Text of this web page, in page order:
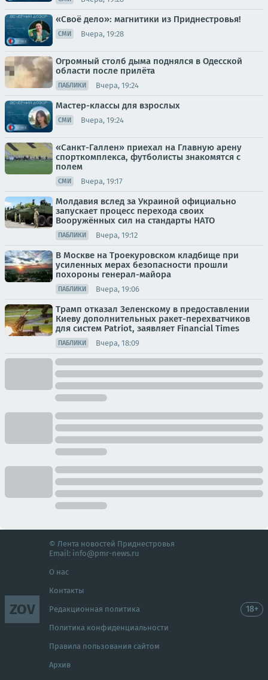
«Своё дело»: магнитики из Приднестровья!
СМИ Вчера, 19:28
Огромный столб дыма поднялся в Одесской
области после прилёта
ПАБЛИКИ Вчера, 19:24
Мастер-классы для взрослых
СМИ Вчера, 19:24
«Санкт-Галлен» приехал на Главную арену
спорткомплекса, футболисты знакомятся с
полем
СМИ Вчера, 19:17
Молдавия вслед за Украиной официально
запускает процесс перехода своих
Вооружённых сил на стандарты НАТО
ПАБЛИКИ Вчера, 19:12
В Москве на Троекуровском кладбище при
усиленных мерах безопасности прошли
похороны генерал-майора
ПАБЛИКИ Вчера, 19:06
Трамп отказал Зеленскому в предоставлении
Киеву дополнительных ракет-перехватчиков
для систем Patriot, заявляет Financial Times
ПАБЛИКИ Вчера, 18:09
ZOV
© Лента новостей Приднестровья
Email: info@pmr-news.ru
О нас
Контакты
Редакционная политика
Политика конфиденциальности
Правила пользования сайтом
Архив
18+